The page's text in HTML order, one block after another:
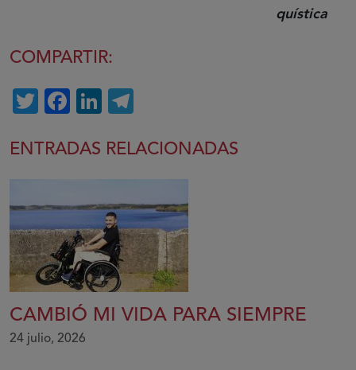
quística
COMPARTIR:
TwitterFacebook
LinkedIn
ENTRADAS RELACIONADAS
CAMBIÓ MI VIDA PARA SIEMPRE
24 julio, 2026